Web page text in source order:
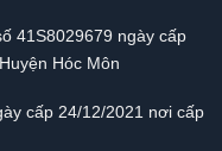
41S8029679 ngày cấp
Hóc Môn
cấp 24/12/2021 nơi cấp